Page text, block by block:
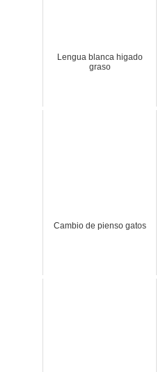
Lengua blanca higado
graso
Cambio de pienso gatos